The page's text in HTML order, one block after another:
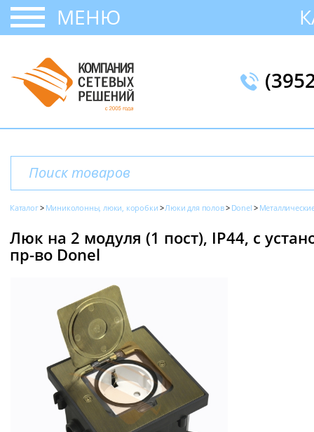
МЕНЮ
Каталог Миниколонны, люки, коробки Люки для полов Donel
Люк на 2 модуля (1 пост), IP44, с
пр-во Donel